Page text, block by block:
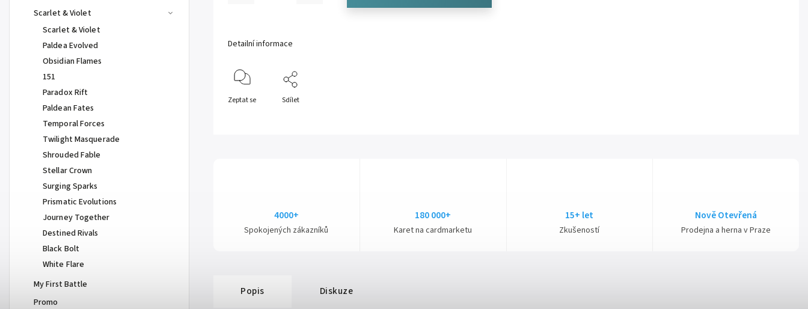
Scarlet & Violet
Scarlet & Violet
Paldea Evolved
Obsidian Flames
151
Paradox Rift
Paldean Fates
Temporal Forces
Twilight Masquerade
Shrouded Fable
Stellar Crown
Surging Sparks
Prismatic Evolutions
Journey Together
Destined Rivals
Black Bolt
White Flare
My First Battle
Promo
Detailní informace
Zeptat se Sdílet
4000+
Spokojených zákazníků
180 000+
Karet na cardmarketu
15+ let
Zkušeností
Nově Otevřená
Prodejna a herna v Praze
Popis Diskuze